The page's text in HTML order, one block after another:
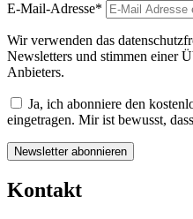
E-Mail-Adresse*
Wir verwenden das
Newsletters und stimmen einer
Anbieters.
Ja, ich abonniere den
eingetragen. Mir ist bewusst,
Kontakt